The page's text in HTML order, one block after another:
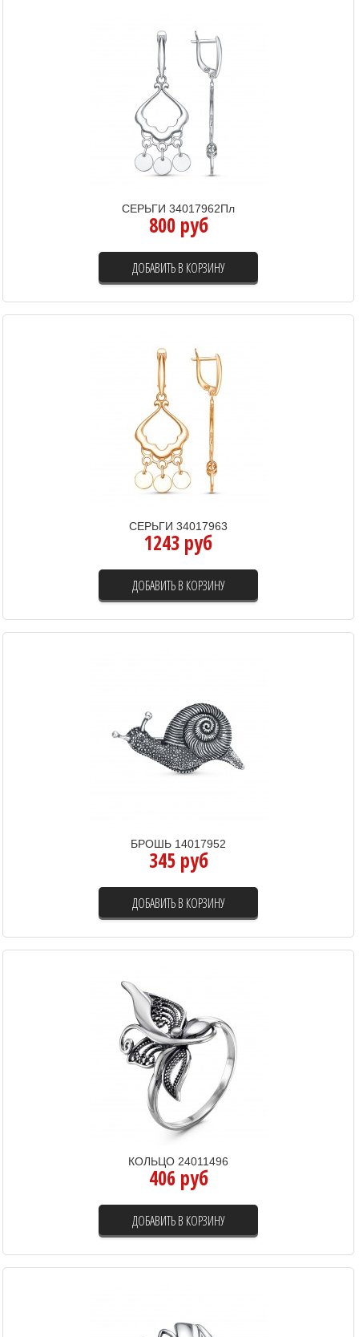
СЕРЬГИ 34017962Пл
800 руб
ДОБАВИТЬ В КОРЗИНУ
СЕРЬГИ 34017963
1243 руб
ДОБАВИТЬ В КОРЗИНУ
БРОШЬ 14017952
345 руб
ДОБАВИТЬ В КОРЗИНУ
КОЛЬЦО 24011496
406 руб
ДОБАВИТЬ В КОРЗИНУ